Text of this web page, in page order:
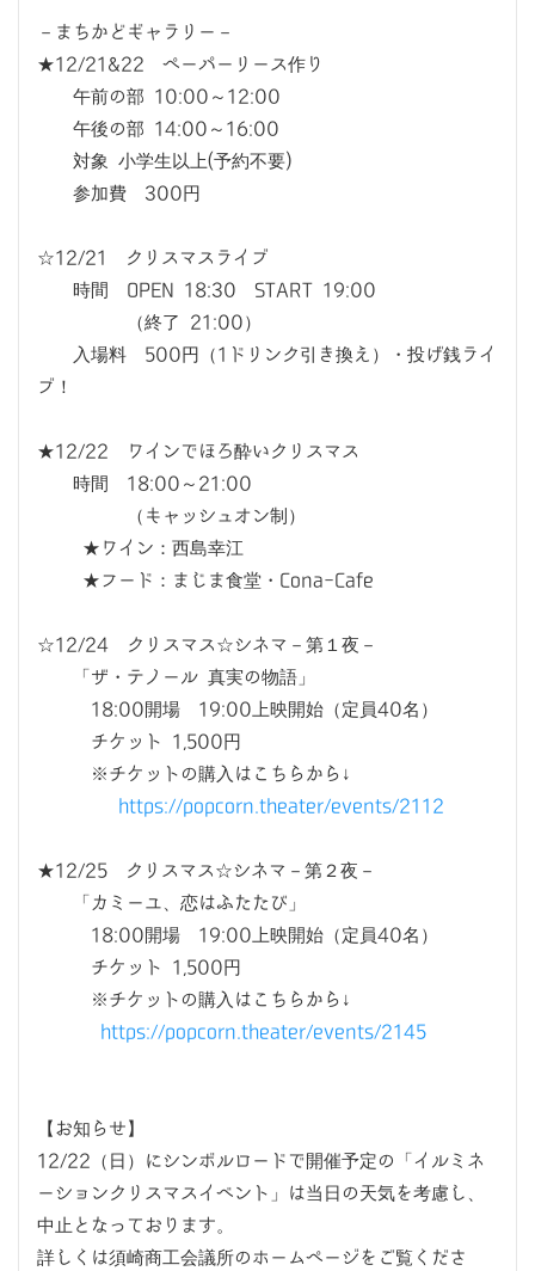
－まちかどギャラリー－
★12/21&22 ペーパーリース作り
午前の部 10:00～12:00
午後の部 14:00～16:00
対象 小学生以上(予約不要)
参加費 300円
☆12/21 クリスマスライブ
時間 OPEN 18:30 START 19:00
（終了 21:00）
入場料 500円（1ドリンク引き換え）・投げ銭ライ
ブ！
★12/22 ワインでほろ酔いクリスマス
時間 18:00～21:00
（キャッシュオン制）
★ワイン：西島幸江
★フード：まじま食堂・Cona-Cafe
☆12/24 クリスマス☆シネマ－第１夜－
「ザ・テノール 真実の物語」
18:00開場 19:00上映開始（定員40名）
チケット 1,500円
※チケットの購入はこちらから↓
https://popcorn.theater/events/2112
★12/25 クリスマス☆シネマ－第２夜－
「カミーユ、恋はふたたび」
18:00開場 19:00上映開始（定員40名）
チケット 1,500円
※チケットの購入はこちらから↓
https://popcorn.theater/events/2145
【お知らせ】
12/22（日）にシンボルロードで開催予定の「イルミネ
ーションクリスマスイベント」は当日の天気を考慮し、
中止となっております。
詳しくは須崎商工会議所のホームページをご覧くださ